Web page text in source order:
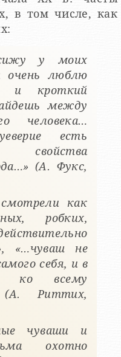
в том числе, как
у моих
очень люблю
и кроткий
между
человека…
есть
свойства
(А. Фукс,
как
робких,
«…чуваш не
себя, и в
ко всему
(А. Риттих,
чуваши и
охотно